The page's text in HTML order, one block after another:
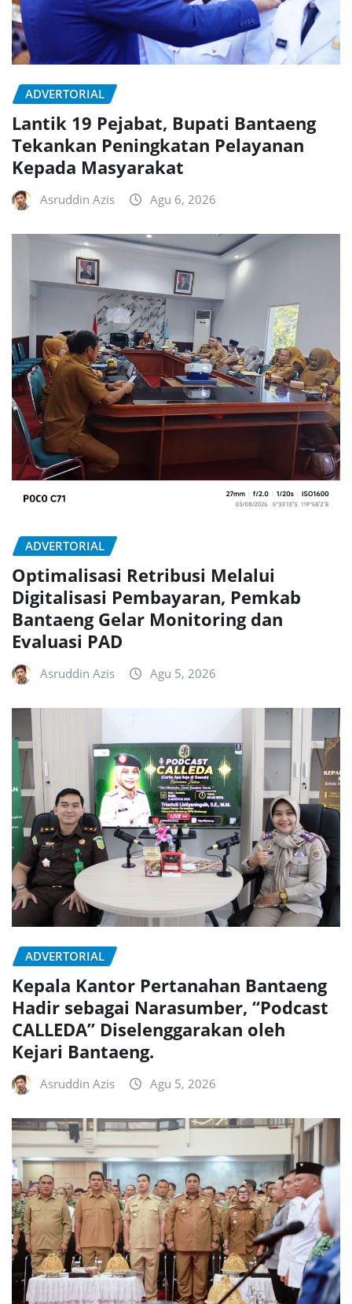
ADVERTORIAL
Lantik 19 Pejabat, Bupati Bantaeng
Tekankan Peningkatan Pelayanan
Kepada Masyarakat
Asruddin Azis Agu 6, 2026
ADVERTORIAL
Optimalisasi Retribusi Melalui
Digitalisasi Pembayaran, Pemkab
Bantaeng Gelar Monitoring dan
Evaluasi PAD
Asruddin Azis Agu 5, 2026
ADVERTORIAL
Kepala Kantor Pertanahan Bantaeng
Hadir sebagai Narasumber, “Podcast
CALLEDA” Diselenggarakan oleh
Kejari Bantaeng.
Asruddin Azis Agu 5, 2026